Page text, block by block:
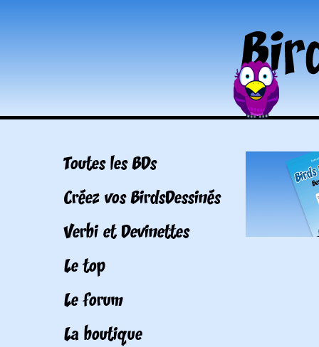
Toutes les BDs
Créez vos BirdsDessinés
Verbi et Devinettes
Le top
Le forum
La boutique